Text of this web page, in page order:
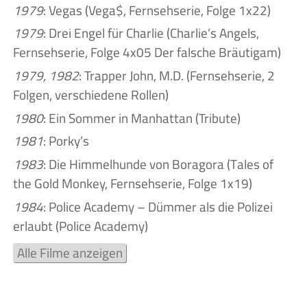
1979: Vegas (Vega$, Fernsehserie, Folge 1x22)
1979: Drei Engel für Charlie (Charlie’s Angels,
Fernsehserie, Folge 4x05 Der falsche Bräutigam)
1979, 1982: Trapper John, M.D. (Fernsehserie, 2
Folgen, verschiedene Rollen)
1980: Ein Sommer in Manhattan (Tribute)
1981: Porky’s
1983: Die Himmelhunde von Boragora (Tales of
the Gold Monkey, Fernsehserie, Folge 1x19)
1984: Police Academy – Dümmer als die Polizei
erlaubt (Police Academy)
Alle Filme anzeigen